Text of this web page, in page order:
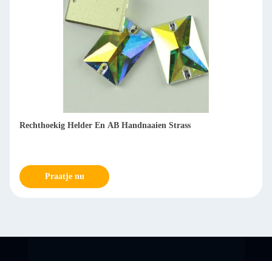
Rechthoekig Helder En AB Handnaaien Strass
Praatje nu